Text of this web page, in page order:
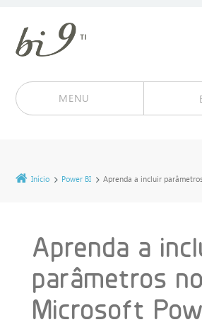
MENU
Início Power BI Aprenda a incluir
Aprenda a
parâmetros no
Microsoft